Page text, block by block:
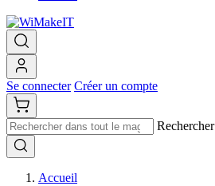
Se connecter Créer un compte
Rechercher
Accueil